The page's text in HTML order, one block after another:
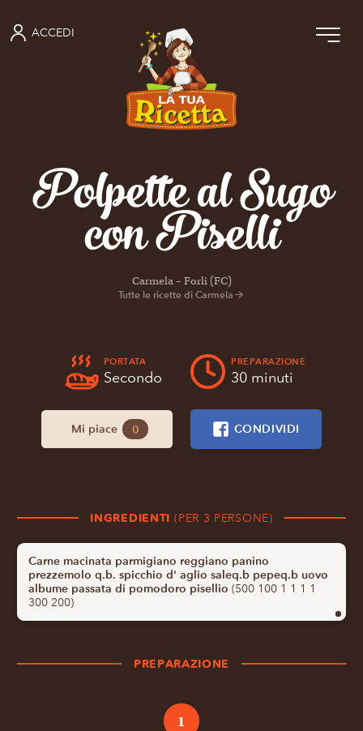
ACCEDI
Polpette al Sugo
con Piselli
Carmela – Forli (FC)
Tutte le ricette di Carmela
PORTATA
Secondo
PREPARAZIONE
30 minuti
Mi piace 0 CONDIVIDI
INGREDIENTI (PER 3 PERSONE)
Carne macinata parmigiano reggiano panino
prezzemolo q.b. spicchio d' aglio saleq.b pepeq.b uovo
albume passata di pomodoro pisellio (500 100 1 1 1 1
300 200)
PREPARAZIONE
1